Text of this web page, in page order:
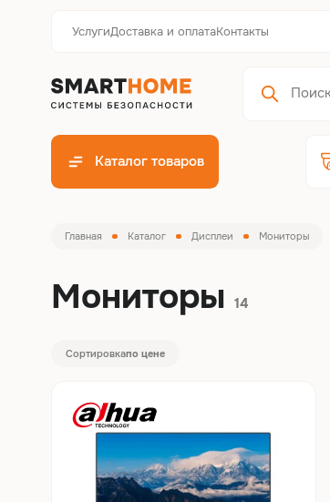
УслугиДоставка и оплатаКонтакты
Каталог товаров
Главная Каталог Дисплеи Мониторы
Мониторы 14
Сортировкапо цене